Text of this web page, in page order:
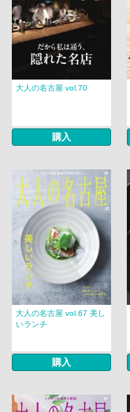
大人の名古屋 vol.70
購入
大人の名古屋 vol.67 美し
いランチ
購入